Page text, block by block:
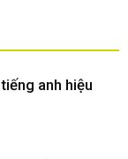
anh hiệu